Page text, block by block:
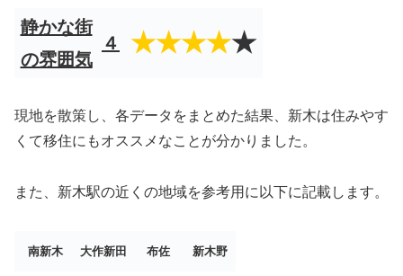
静かな街
の雰囲気
４ ★★★★★
現地を散策し、各データをまとめた結果、新木は住みやす
くて移住にもオススメなことが分かりました。
また、新木駅の近くの地域を参考用に以下に記載します。
南新木 大作新田 布佐 新木野